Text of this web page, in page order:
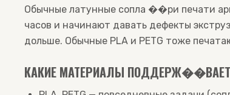
Обычные латунные сопла ��ри печати
часов и начинают давать дефекты
дольше. Обычные PLA и PETG тоже
КАКИЕ МАТЕРИАЛЫ ПОДДЕРЖ��ВАЕТ